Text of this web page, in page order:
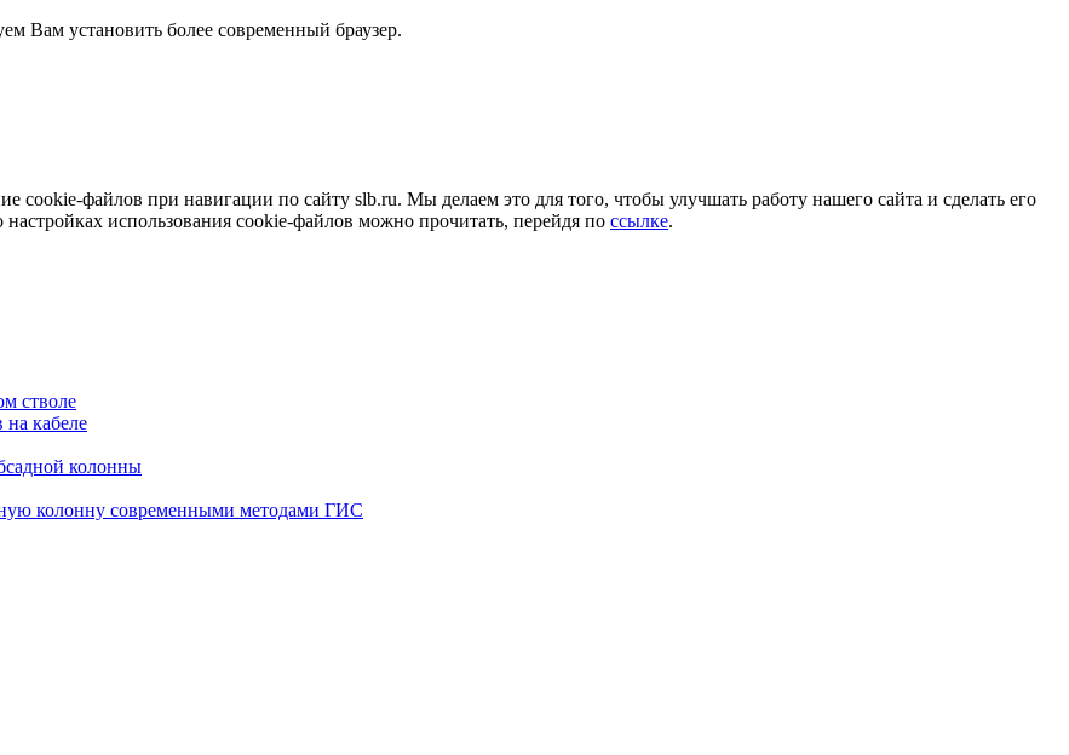
Вам установить более современный браузер.
файлов при навигации по сайту slb.ru. Мы делаем это для того, чтобы улучшать работу нашего сайта и сделать его
использования cookie-файлов можно прочитать, перейдя по ссылке.
стволе
кабеле
колонны
колонну современными методами ГИС